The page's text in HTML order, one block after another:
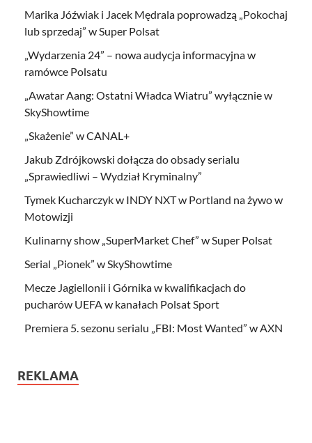
Marika Jóźwiak i Jacek Mędrala poprowadzą „Pokochaj
lub sprzedaj” w Super Polsat
„Wydarzenia 24” – nowa audycja informacyjna w
ramówce Polsatu
„Awatar Aang: Ostatni Władca Wiatru” wyłącznie w
SkyShowtime
„Skażenie” w CANAL+
Jakub Zdrójkowski dołącza do obsady serialu
„Sprawiedliwi – Wydział Kryminalny”
Tymek Kucharczyk w INDY NXT w Portland na żywo w
Motowizji
Kulinarny show „SuperMarket Chef” w Super Polsat
Serial „Pionek” w SkyShowtime
Mecze Jagiellonii i Górnika w kwalifikacjach do
pucharów UEFA w kanałach Polsat Sport
Premiera 5. sezonu serialu „FBI: Most Wanted” w AXN
REKLAMA